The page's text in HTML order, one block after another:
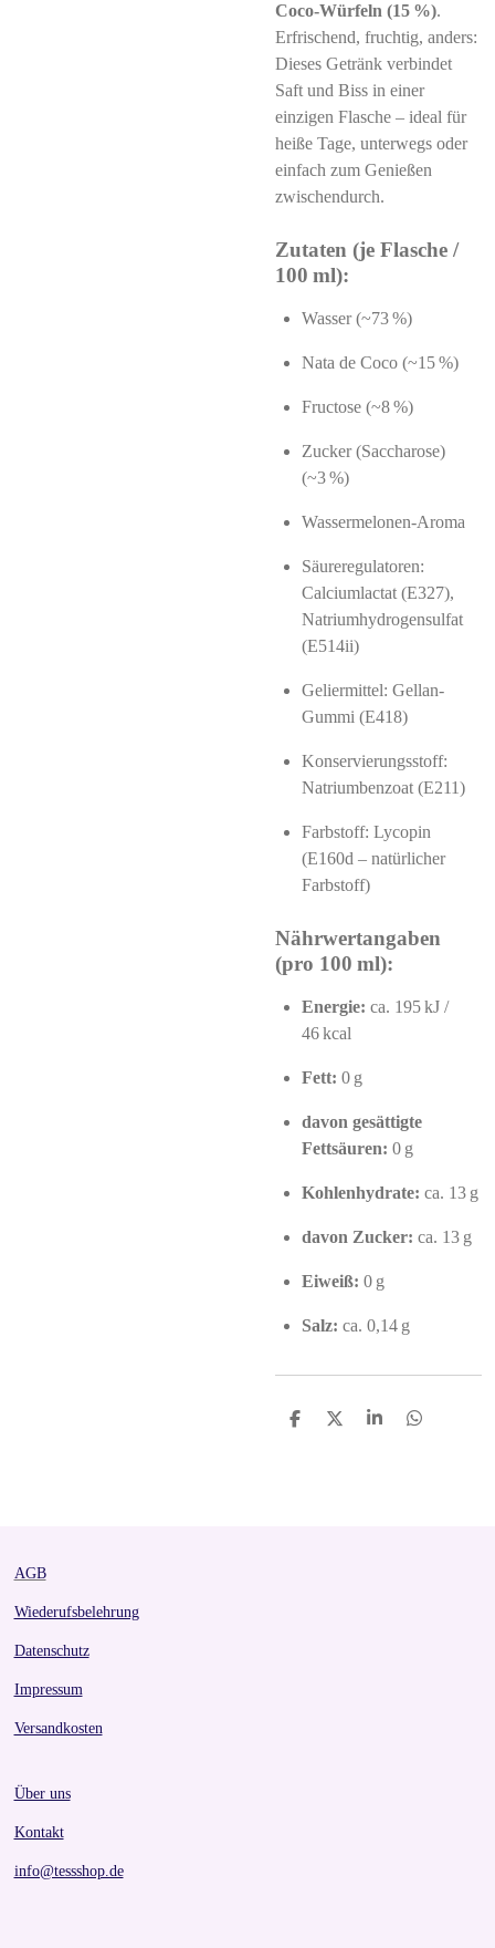
Coco-Würfeln (15 %).
Erfrischend, fruchtig, anders:
Dieses Getränk verbindet
Saft und Biss in einer
einzigen Flasche – ideal für
heiße Tage, unterwegs oder
einfach zum Genießen
zwischendurch.
Zutaten (je Flasche /
100 ml):
Wasser (~73 %)
Nata de Coco (~15 %)
Fructose (~8 %)
Zucker (Saccharose)
(~3 %)
Wassermelonen-Aroma
Säureregulatoren:
Calciumlactat (E327),
Natriumhydrogensulfat
(E514ii)
Geliermittel: Gellan-
Gummi (E418)
Konservierungsstoff:
Natriumbenzoat (E211)
Farbstoff: Lycopin
(E160d – natürlicher
Farbstoff)
Nährwertangaben
(pro 100 ml):
Energie: ca. 195 kJ /
46 kcal
Fett: 0 g
davon gesättigte
Fettsäuren: 0 g
Kohlenhydrate: ca. 13 g
davon Zucker: ca. 13 g
Eiweiß: 0 g
Salz: ca. 0,14 g
S
S
S
S
AGB
Wiederufsbelehrung
Datenschutz
Impressum
Versandkosten
Über uns
Kontakt
info@tessshop.de